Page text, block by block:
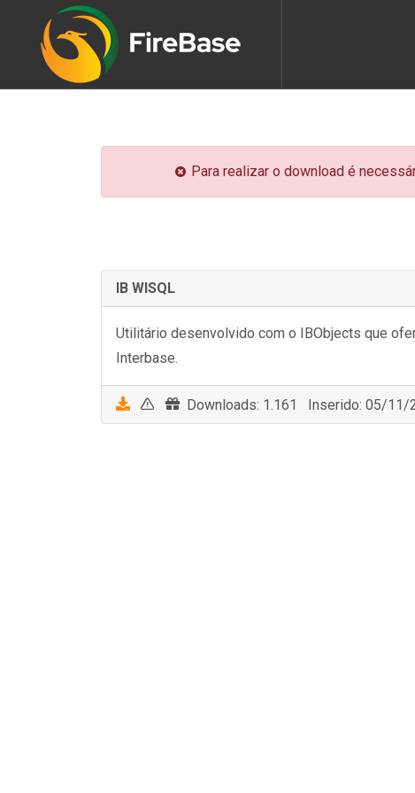
Para realizar o download é
IB WISQL
Utilitário desenvolvido com o IBObjects que
Interbase.
Downloads: 1.161 Inserido: 05/11/